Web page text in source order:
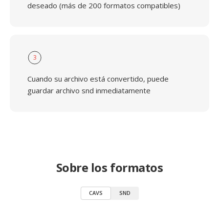
deseado (más de 200 formatos compatibles)
3
Cuando su archivo está convertido, puede
guardar archivo snd inmediatamente
Sobre los formatos
CAVS SND